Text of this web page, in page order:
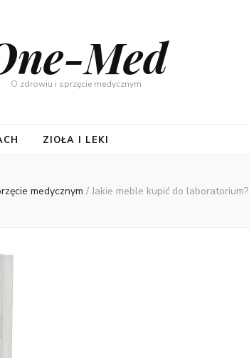
Med
O zdrowiu i sprzęcie medycznym
ZIOŁA I LEKI
medycznym / Jakie meble kupić do laboratorium?